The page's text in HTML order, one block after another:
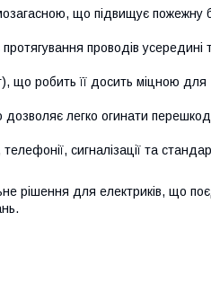
що підвищує пожежну
проводів усередині
що робить її досить міцною для
дозволяє легко огинати
сигналізації та
рішення для електриків, що